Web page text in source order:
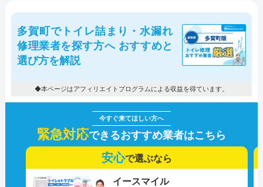
多賀町でトイレ詰まり・水漏れ
修理業者を探す方へ おすすめと
選び方を解説
◆本ページはアフィリエイトプログラムによる収益を得ています。
緊急対応できるおすすめ業者はこちら
安心で選ぶなら
イースマイル